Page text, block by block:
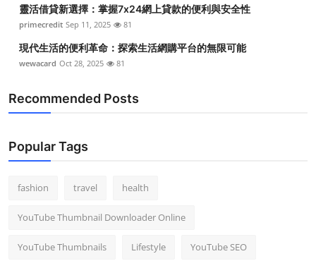
靈活借貸新選擇：掌握7x24網上貸款的便利與安全性
primecredit Sep 11, 2025 81
現代生活的便利革命：探索生活網購平台的無限可能
wewacard Oct 28, 2025 81
Recommended Posts
Popular Tags
fashion travel health
YouTube Thumbnail Downloader Online
YouTube Thumbnails Lifestyle YouTube SEO